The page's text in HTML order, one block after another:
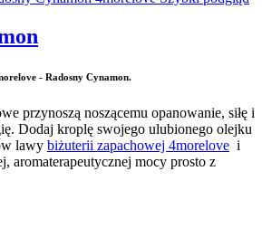
- Radosny Cynamon.
przynoszą noszącemu opanowanie, siłę i
Dodaj kroplę swojego ulubionego olejku
lawy biżuterii zapachowej 4morelove i
aromaterapeutycznej mocy prosto z